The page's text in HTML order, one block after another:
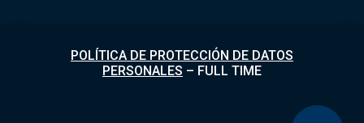
POLÍTICA DE PROTECCIÓN DE DATOS
PERSONALES – FULL TIME